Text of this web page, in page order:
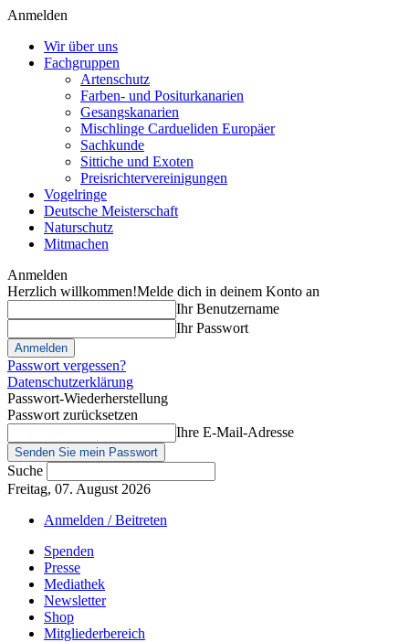
Anmelden
Wir über uns
Fachgruppen
Artenschutz
Farben- und Positurkanarien
Gesangskanarien
Mischlinge Cardueliden Europäer
Sachkunde
Sittiche und Exoten
Preisrichtervereinigungen
Vogelringe
Deutsche Meisterschaft
Naturschutz
Mitmachen
Anmelden
Herzlich willkommen!Melde dich in deinem Konto an
Ihr Benutzername
Ihr Passwort
Passwort vergessen?
Datenschutzerklärung
Passwort-Wiederherstellung
Passwort zurücksetzen
Ihre E-Mail-Adresse
Suche
Freitag, 07. August 2026
Anmelden / Beitreten
Spenden
Presse
Mediathek
Newsletter
Shop
Mitgliederbereich